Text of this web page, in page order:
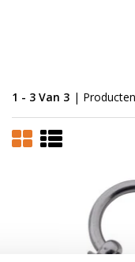
1 - 3 Van 3 | Producten